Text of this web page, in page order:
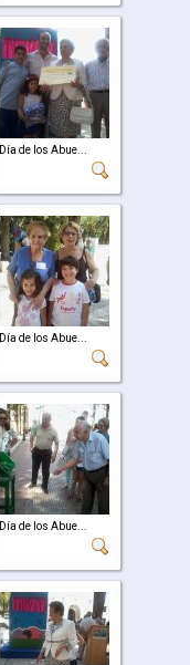
Día de los Abue...
Día de los Abue...
Día de los Abue...